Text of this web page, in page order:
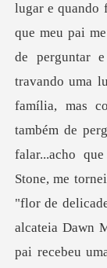
lugar e quando
que meu pai
de perguntar
travando uma
família, mas
também de
falar...acho
Stone, me
"flor de
alcateia Dawn
pai recebeu